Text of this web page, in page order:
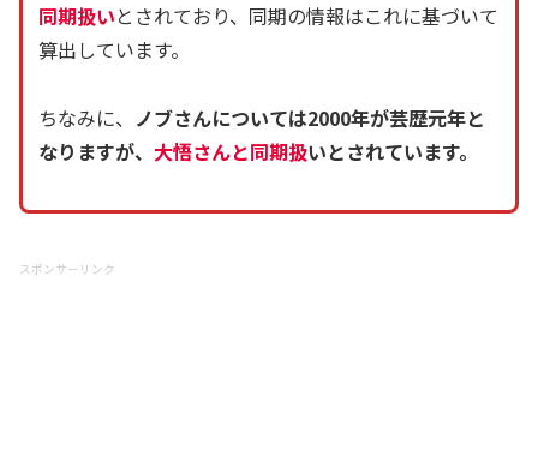
同期扱いとされており、同期の情報はこれに基づいて
算出しています。
ちなみに、 ノブさんについては2000年が芸歴元年と
なりますが、 大悟さんと同期扱いとされています。
スポンサーリンク